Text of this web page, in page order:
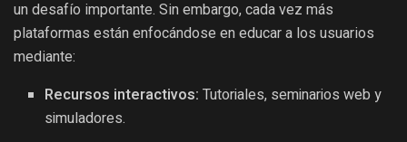
un desafío importante. Sin embargo, cada vez más
plataformas están enfocándose en educar a los usuarios
mediante:
Recursos interactivos: Tutoriales, seminarios web y
simuladores.